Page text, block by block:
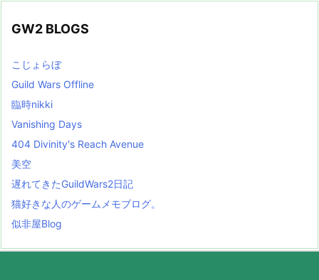
GW2 BLOGS
こじょらぼ
Guild Wars Offline
臨時nikki
Vanishing Days
404 Divinity's Reach Avenue
美空
遅れてきたGuildWars2日記
猫好きな人のゲームメモブログ。
似非屋Blog